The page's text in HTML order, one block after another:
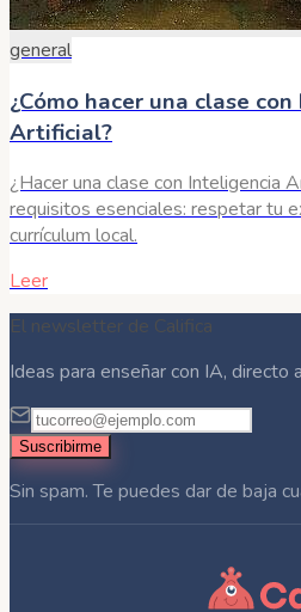
general
¿Cómo hacer una clase
Artificial?
¿Hacer una clase con Inteligencia
requisitos esenciales: respetar tu
currículum local.
Leer
El newsletter de Califica
Ideas para enseñar con IA, directo
Suscribirme
Sin spam. Te puedes dar de baja